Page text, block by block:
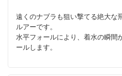
遠くのナブラも狙い撃てる絶大な
ルアーです。
水平フォールにより、着水の瞬間
ールします。